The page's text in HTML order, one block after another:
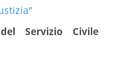
del Servizio Civile